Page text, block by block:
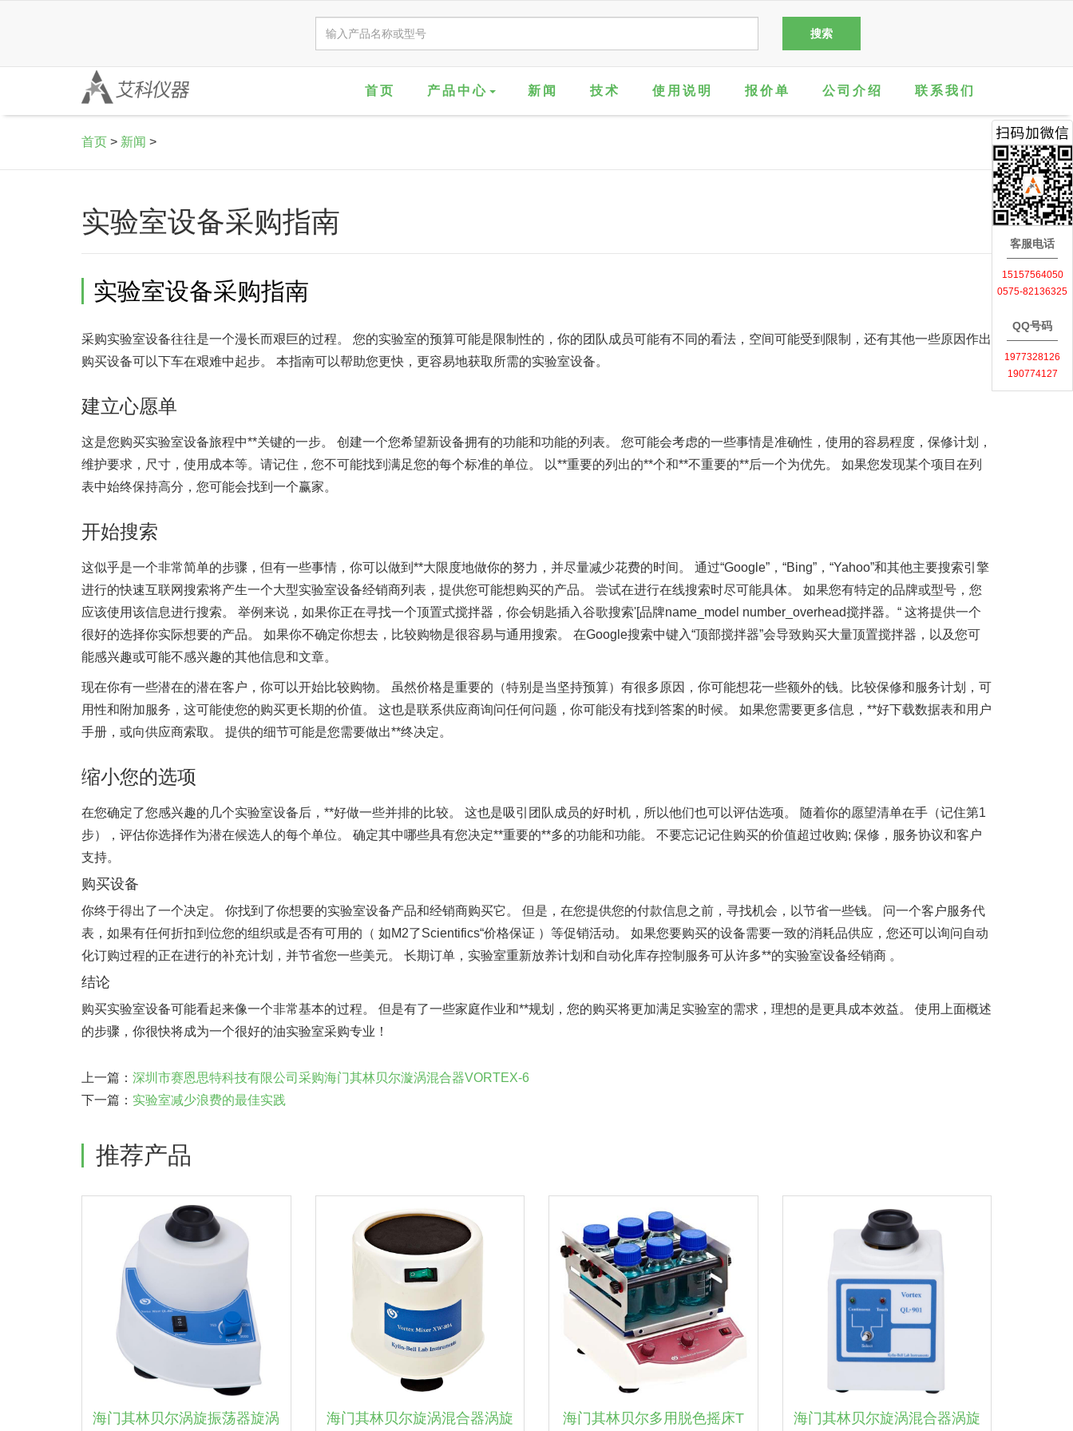
首页 产品中心 新闻 技术 使用说明 报价单 公司介绍 联系我们
首页 > 新闻 >
实验室设备采购指南
实验室设备采购指南
采购实验室设备往往是一个漫长而艰巨的过程。 您的实验室的预算可能是限制性的，你的团队成员可能有不同的看法，空间可能受到限制，还有其他一些原因作出
购买设备可以下车在艰难中起步。 本指南可以帮助您更快，更容易地获取所需的实验室设备。
建立心愿单
这是您购买实验室设备旅程中**关键的一步。 创建一个您希望新设备拥有的功能和功能的列表。 您可能会考虑的一些事情是准确性，使用的容易程度，保修计划，
维护要求，尺寸，使用成本等。请记住，您不可能找到满足您的每个标准的单位。 以**重要的列出的**个和**不重要的**后一个为优先。 如果您发现某个项目在列
表中始终保持高分，您可能会找到一个赢家。
开始搜索
这似乎是一个非常简单的步骤，但有一些事情，你可以做到**大限度地做你的努力，并尽量减少花费的时间。 通过“Google”，“Bing”，“Yahoo”和其他主要搜索引擎
进行的快速互联网搜索将产生一个大型实验室设备经销商列表，提供您可能想购买的产品。 尝试在进行在线搜索时尽可能具体。 如果您有特定的品牌或型号，您
应该使用该信息进行搜索。 举例来说，如果你正在寻找一个顶置式搅拌器，你会钥匙插入谷歌搜索'[品牌name_model number_overhead搅拌器。“ 这将提供一个
很好的选择你实际想要的产品。 如果你不确定你想去，比较购物是很容易与通用搜索。 在Google搜索中键入“顶部搅拌器”会导致购买大量顶置搅拌器，以及您可
能感兴趣或可能不感兴趣的其他信息和文章。
现在你有一些潜在的潜在客户，你可以开始比较购物。 虽然价格是重要的（特别是当坚持预算）有很多原因，你可能想花一些额外的钱。比较保修和服务计划，可
用性和附加服务，这可能使您的购买更长期的价值。 这也是联系供应商询问任何问题，你可能没有找到答案的时候。 如果您需要更多信息，**好下载数据表和用户
手册，或向供应商索取。 提供的细节可能是您需要做出**终决定。
缩小您的选项
在您确定了您感兴趣的几个实验室设备后，**好做一些并排的比较。 这也是吸引团队成员的好时机，所以他们也可以评估选项。 随着你的愿望清单在手（记住第1
步），评估你选择作为潜在候选人的每个单位。 确定其中哪些具有您决定**重要的**多的功能和功能。 不要忘记记住购买的价值超过收购; 保修，服务协议和客户
支持。
购买设备
你终于得出了一个决定。 你找到了你想要的实验室设备产品和经销商购买它。 但是，在您提供您的付款信息之前，寻找机会，以节省一些钱。 问一个客户服务代
表，如果有任何折扣到位您的组织或是否有可用的（ 如M2了Scientifics“价格保证 ）等促销活动。 如果您要购买的设备需要一致的消耗品供应，您还可以询问自动
化订购过程的正在进行的补充计划，并节省您一些美元。 长期订单，实验室重新放养计划和自动化库存控制服务可从许多**的实验室设备经销商 。
结论
购买实验室设备可能看起来像一个非常基本的过程。 但是有了一些家庭作业和**规划，您的购买将更加满足实验室的需求，理想的是更具成本效益。 使用上面概述
的步骤，你很快将成为一个很好的油实验室采购专业！
上一篇： 深圳市赛恩思特科技有限公司采购海门其林贝尔漩涡混合器VORTEX-6
下一篇： 实验室减少浪费的最佳实践
推荐产品
海门其林贝尔涡旋振荡器旋涡
海门其林贝尔旋涡混合器涡旋
海门其林贝尔多用脱色摇床T
海门其林贝尔旋涡混合器涡旋
客服电话
15157564050
0575-82136325
QQ号码
1977328126
190774127